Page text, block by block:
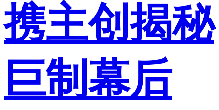
携主创揭秘
巨制幕后